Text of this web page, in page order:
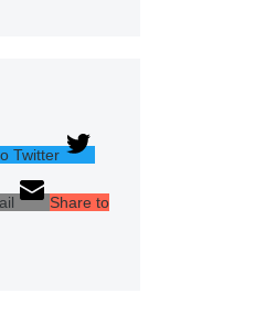
Twitter
Share to